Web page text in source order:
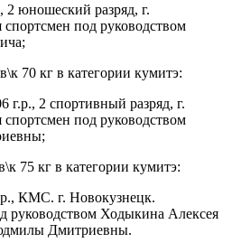
юношеский разряд, г.
под руководством
70 кг в категории кумитэ:
2 спортивный разряд, г.
под руководством
75 кг в категории кумитэ:
КМС. г. Новокузнецк.
руководством Ходыкина Алексея
Дмитриевны.